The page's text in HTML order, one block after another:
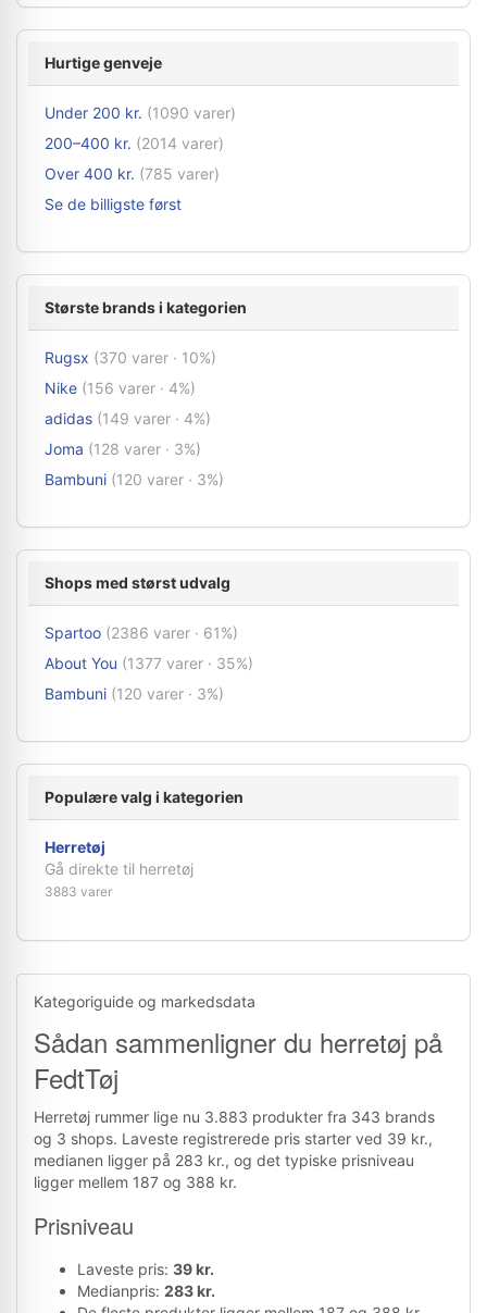
Hurtige genveje
Under 200 kr. (1090 varer)
200–400 kr. (2014 varer)
Over 400 kr. (785 varer)
Se de billigste først
Største brands i kategorien
Rugsx (370 varer · 10%)
Nike (156 varer · 4%)
adidas (149 varer · 4%)
Joma (128 varer · 3%)
Bambuni (120 varer · 3%)
Shops med størst udvalg
Spartoo (2386 varer · 61%)
About You (1377 varer · 35%)
Bambuni (120 varer · 3%)
Populære valg i kategorien
Herretøj
Gå direkte til herretøj
3883 varer
Kategoriguide og markedsdata
Sådan sammenligner du herretøj på
FedtTøj
Herretøj rummer lige nu 3.883 produkter fra 343 brands
og 3 shops. Laveste registrerede pris starter ved 39 kr.,
medianen ligger på 283 kr., og det typiske prisniveau
ligger mellem 187 og 388 kr.
Prisniveau
Laveste pris: 39 kr.
Medianpris: 283 kr.